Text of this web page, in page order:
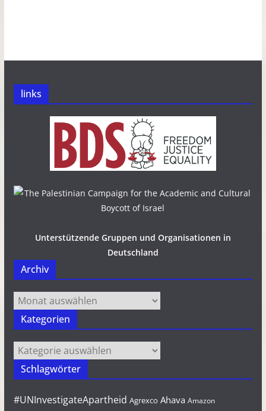
links
Unterstützende Gruppen und Organisationen in
Deutschland
Archiv
Archiv
Kategorien
Kategorien
Schlagwörter
#UNInvestigateApartheid Agrexco Ahava Amazon